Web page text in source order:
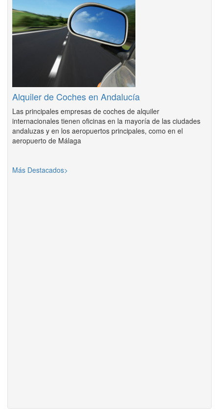
Alquiler de Coches en Andalucía
Las principales empresas de coches de alquiler
internacionales tienen oficinas en la mayoría de las ciudades
andaluzas y en los aeropuertos principales, como en el
aeropuerto de Málaga
Más Destacados>